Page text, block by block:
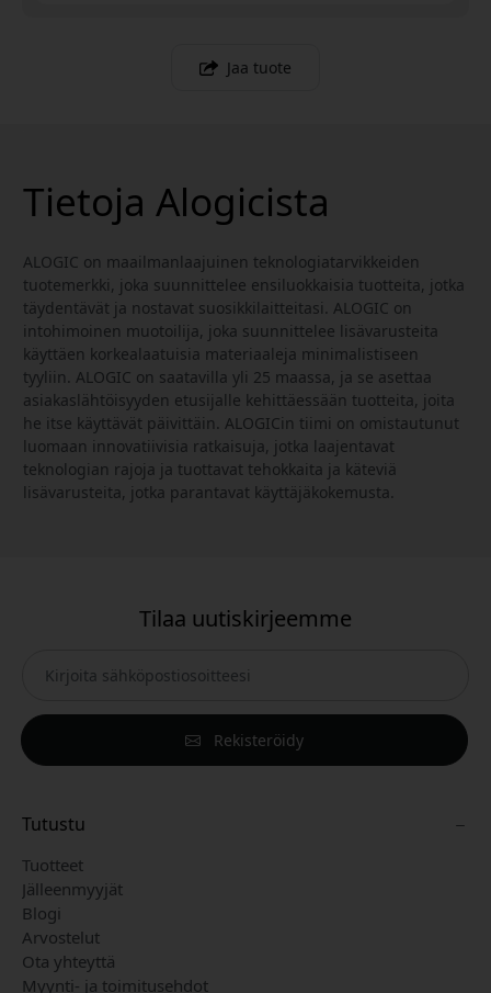
Jaa tuote
Tietoja Alogicista
ALOGIC on maailmanlaajuinen teknologiatarvikkeiden
tuotemerkki, joka suunnittelee ensiluokkaisia tuotteita, jotka
täydentävät ja nostavat suosikkilaitteitasi. ALOGIC on
intohimoinen muotoilija, joka suunnittelee lisävarusteita
käyttäen korkealaatuisia materiaaleja minimalistiseen
tyyliin. ALOGIC on saatavilla yli 25 maassa, ja se asettaa
asiakaslähtöisyyden etusijalle kehittäessään tuotteita, joita
he itse käyttävät päivittäin. ALOGICin tiimi on omistautunut
luomaan innovatiivisia ratkaisuja, jotka laajentavat
teknologian rajoja ja tuottavat tehokkaita ja käteviä
lisävarusteita, jotka parantavat käyttäjäkokemusta.
Tilaa uutiskirjeemme
Rekisteröidy
Tutustu
Tuotteet
Jälleenmyyjät
Blogi
Arvostelut
Ota yhteyttä
Myynti- ja toimitusehdot